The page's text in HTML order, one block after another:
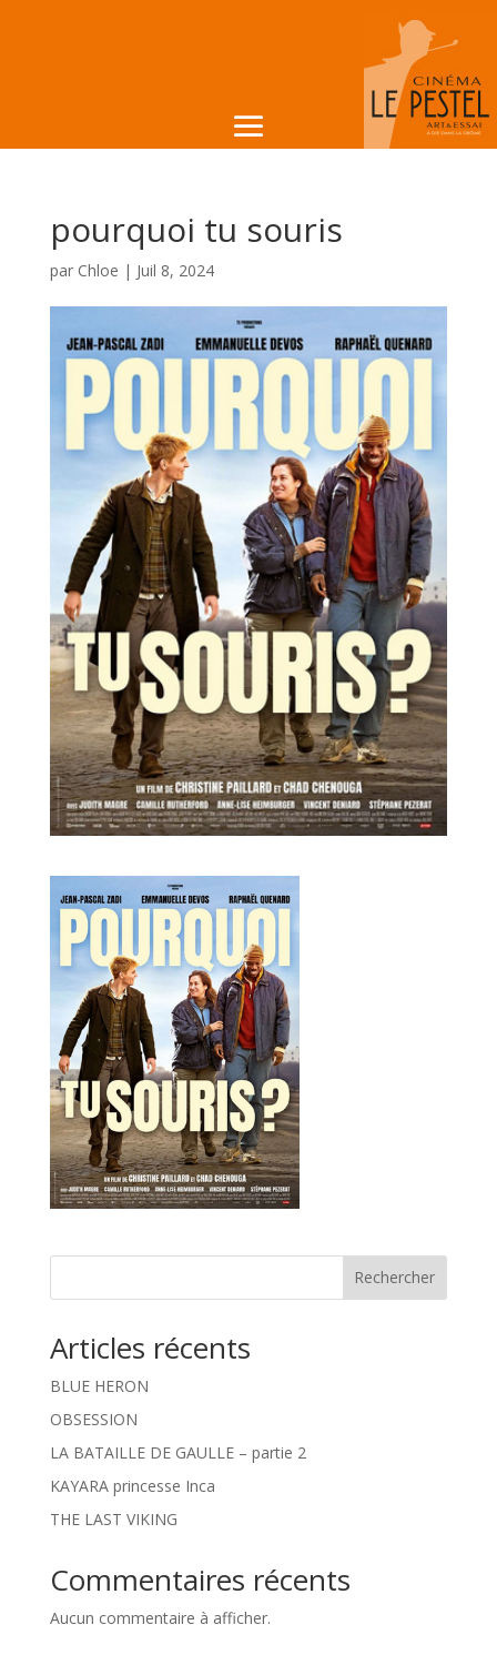
pourquoi tu souris
par Chloe | Juil 8, 2024
Rechercher
Articles récents
BLUE HERON
OBSESSION
LA BATAILLE DE GAULLE – partie 2
KAYARA princesse Inca
THE LAST VIKING
Commentaires récents
Aucun commentaire à afficher.